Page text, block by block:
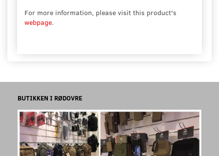
For more information, please visit this product's
webpage.
BUTIKKEN I RØDOVRE